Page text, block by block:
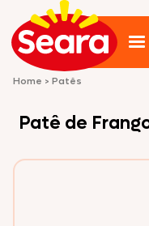
Home > Patês
Patê de